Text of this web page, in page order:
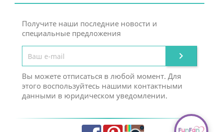
Получите наши последние новости и
специальные предложения

Вы можете отписаться в любой момент. Для
этого воспользуйтесь нашими контактными
данными в юридическом уведомлении.
FacebookPinterestInstagram